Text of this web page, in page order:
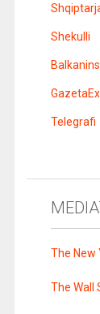
Shekulli
Telegrafi
The New
The Wall